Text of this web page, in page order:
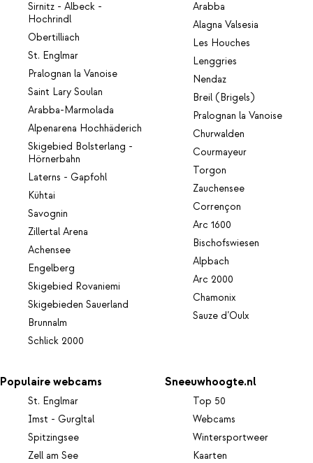
Sirnitz - Albeck -
Hochrindl
Obertilliach
St. Englmar
Pralognan la Vanoise
Saint Lary Soulan
Arabba-Marmolada
Alpenarena Hochhäderich
Skigebied Bolsterlang -
Hörnerbahn
Laterns - Gapfohl
Kühtai
Savognin
Zillertal Arena
Achensee
Engelberg
Skigebied Rovaniemi
Skigebieden Sauerland
Brunnalm
Schlick 2000
Arabba
Alagna Valsesia
Les Houches
Lenggries
Nendaz
Breil (Brigels)
Pralognan la Vanoise
Churwalden
Courmayeur
Torgon
Zauchensee
Corrençon
Arc 1600
Bischofswiesen
Alpbach
Arc 2000
Chamonix
Sauze d’Oulx
Populaire webcams
St. Englmar
Imst - Gurgltal
Spitzingsee
Zell am See
Sneeuwhoogte.nl
Top 50
Webcams
Wintersportweer
Kaarten